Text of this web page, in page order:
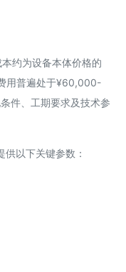
约为设备本体价格的
用普遍处于¥60,000-
件、工期要求及技术参
以下关键参数：